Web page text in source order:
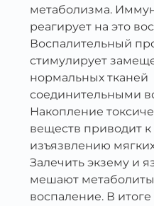
метаболизма.
реагирует на это
Воспалительный
стимулирует
нормальных тканей
соединительными
Накопление
веществ приводит к
изъязвлению
Залечить экзему и
мешают
воспаление. В итоге